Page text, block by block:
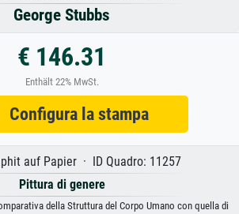
George Stubbs
€ 146.31
Enthält 22% MwSt.
la stampa
auf Papier · ID Quadro: 11257
Pittura di genere
della Struttura del Corpo Umano con quella di